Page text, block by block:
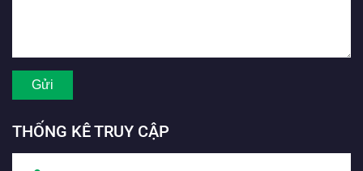
THỐNG KÊ TRUY CẬP